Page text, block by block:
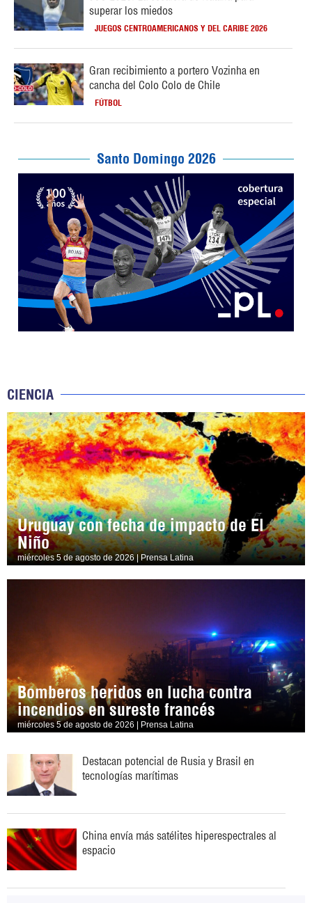
superar los miedos
JUEGOS CENTROAMERICANOS Y DEL CARIBE 2026
Gran recibimiento a portero Vozinha en
cancha del Colo Colo de Chile
FÚTBOL
Santo Domingo 2026
CIENCIA
Uruguay con fecha de impacto de El
Niño
miércoles 5 de agosto de 2026 | Prensa Latina
Bomberos heridos en lucha contra
incendios en sureste francés
miércoles 5 de agosto de 2026 | Prensa Latina
Destacan potencial de Rusia y Brasil en
tecnologías marítimas
China envía más satélites hiperespectrales al
espacio